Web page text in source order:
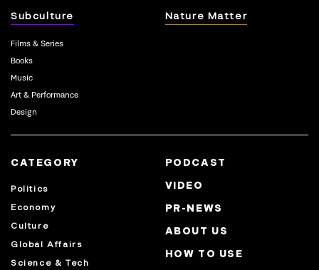
Subculture
Films & Series
Books
Music
Art & Performance
Design
Nature Matter
CATEGORY
Politics
Economy
Culture
Global Affairs
Science & Tech
PODCAST
VIDEO
PR-NEWS
ABOUT US
HOW TO USE